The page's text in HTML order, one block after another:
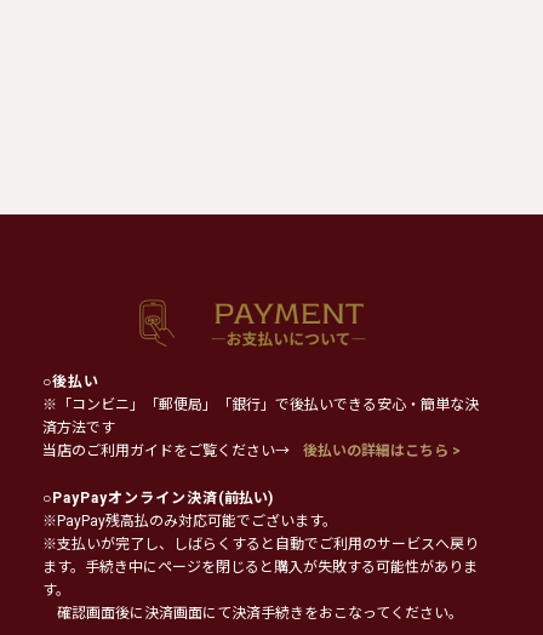
○後払い
※「コンビニ」「郵便局」「銀行」で後払いできる安心・簡単な決
済方法です
当店のご利用ガイドをご覧ください→
後払いの詳細はこちら >
○PayPayオンライン決済(前払い)
※PayPay残高払のみ対応可能でございます。
※支払いが完了し、しばらくすると自動でご利用のサービスへ戻り
ます。手続き中にページを閉じると購入が失敗する可能性がありま
す。
確認画面後に決済画面にて決済手続きをおこなってください。